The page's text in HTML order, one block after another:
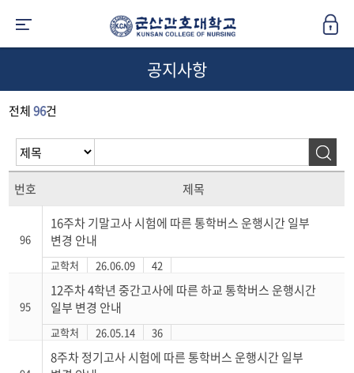
공지사항
전체96건
번호 제목
96
16주차 기말고사 시험에 따른 통학버스 운행시간 일부
변경 안내
교학처 26.06.09 42
95
12주차 4학년 중간고사에 따른 하교 통학버스 운행시간
일부 변경 안내
교학처 26.05.14 36
8주차 정기고사 시험에 따른 통학버스 운행시간 일부